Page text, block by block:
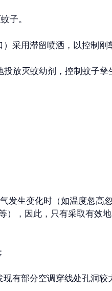
子。
采用滞留喷洒，以控制刚
放灭蚊幼剂，控制蚊子孳
生变化时（如温度忽高
，因此，只有采取有效
有部分空调穿线处孔洞较